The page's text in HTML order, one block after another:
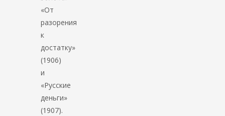
«От
разорения
к
достатку»
(1906)
и
«Русские
деньги»
(1907).